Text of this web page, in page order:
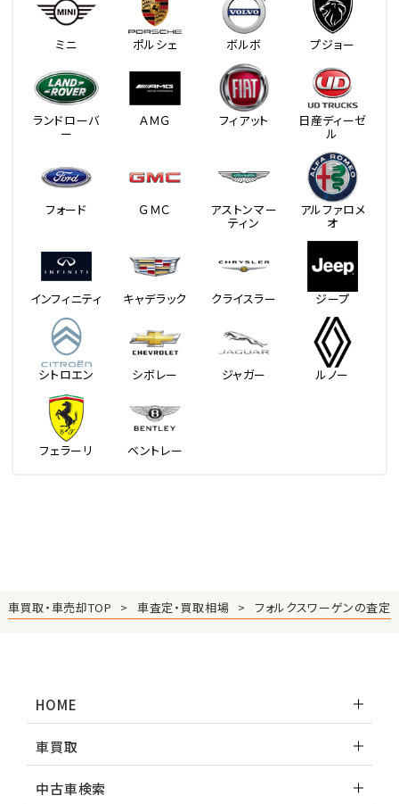
ミニ ポルシェ ボルボ プジョー
ランドローバ
ー
ＡＭＧ フィアット 日産ディーゼ
ル
フォード ＧＭＣ アストンマー
ティン
アルファロメ
オ
インフィニティ キャデラック クライスラー ジープ
シトロエン シボレー ジャガー ルノー
フェラーリ ベントレー
車買取・車売却TOP 車査定・買取相場 フォルクスワーゲンの査定
HOME
車買取
中古車検索